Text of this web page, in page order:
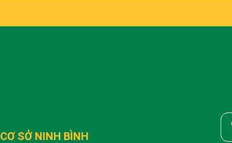
CƠ SỞ NINH BÌNH